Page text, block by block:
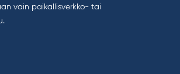
vain paikallisverkko- tai